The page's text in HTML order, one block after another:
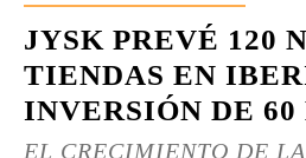
JYSK PREVÉ 120
TIENDAS EN
INVERSIÓN DE
EL CRECIMIENTO DE